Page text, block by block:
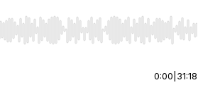
Left/Right to seek, Home/End to jump to
0:00 31:18